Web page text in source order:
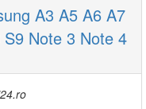
A3 A5 A6 A7
Note 3 Note 4